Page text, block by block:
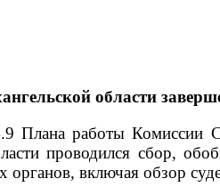
области
Плана работы Комиссии
проводился сбор,
включая обзор